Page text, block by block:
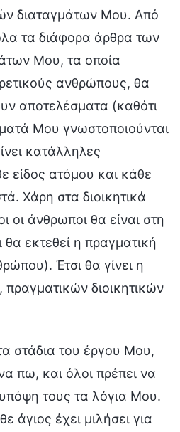
διαταγμάτων Μου. Από
τα διάφορα άρθρα των
Μου, τα οποία
ανθρώπους, θα
αποτελέσματα (καθότι
Μου γνωστοποιούνται
κατάλληλες
είδος ατόμου και κάθε
Χάρη στα διοικητικά
οι άνθρωποι θα είναι στη
εκτεθεί η πραγματική
Έτσι θα γίνει η
διοικητικών
στάδια του έργου Μου,
πω, και όλοι πρέπει να
τους τα λόγια Μου.
άγιος έχει μιλήσει για